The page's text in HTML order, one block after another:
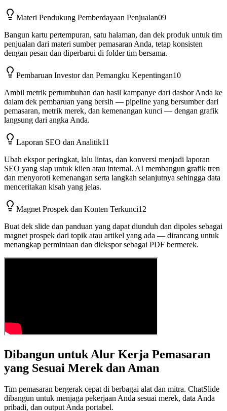
Materi Pendukung Pemberdayaan Penjualan09
Bangun kartu pertempuran, satu halaman, dan dek produk untuk tim
penjualan dari materi sumber pemasaran Anda, tetap konsisten
dengan pesan dan diperbarui di folder tim bersama.
Pembaruan Investor dan Pemangku Kepentingan10
Ambil metrik pertumbuhan dan hasil kampanye dari dasbor Anda ke
dalam dek pembaruan yang bersih — pipeline yang bersumber dari
pemasaran, metrik merek, dan kemenangan kunci — dengan grafik
langsung dari angka Anda.
Laporan SEO dan Analitik11
Ubah ekspor peringkat, lalu lintas, dan konversi menjadi laporan
SEO yang siap untuk klien atau internal. AI membangun grafik tren
dan menyoroti kemenangan serta langkah selanjutnya sehingga data
menceritakan kisah yang jelas.
Magnet Prospek dan Konten Terkunci12
Buat dek slide dan panduan yang dapat diunduh dan dipoles sebagai
magnet prospek dari topik atau artikel yang ada — dirancang untuk
menangkap permintaan dan diekspor sebagai PDF bermerek.
Dibangun untuk Alur Kerja Pemasaran
yang Sesuai Merek dan Aman
Tim pemasaran bergerak cepat di berbagai alat dan mitra. ChatSlide
dibangun untuk menjaga pekerjaan Anda sesuai merek, data Anda
pribadi, dan output Anda portabel.